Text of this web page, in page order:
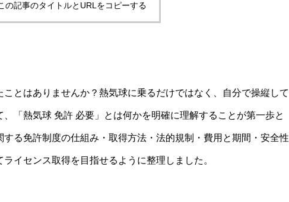
の記事のタイトルとURLをコピーする
とはありませんか？熱気球に乗るだけではなく、自分で操縦して
「熱気球 免許 必要」とは何かを明確に理解することが第一歩と
る免許制度の仕組み・取得方法・法的規制・費用と期間・安全性
イセンス取得を目指せるように整理しました。